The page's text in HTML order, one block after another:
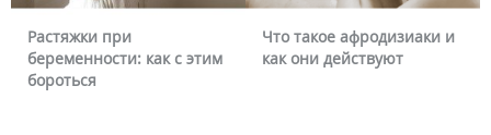
Растяжки при
беременности: как с этим
бороться
Что такое афродизиаки и
как они действуют